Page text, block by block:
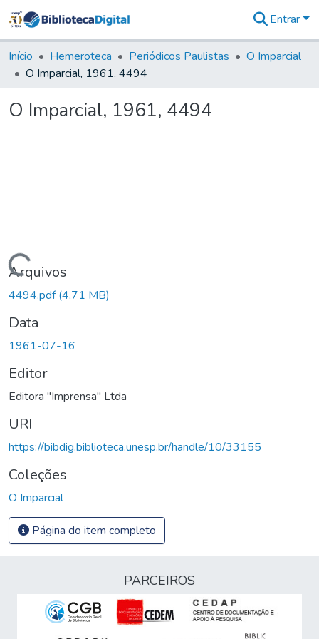
&
Coleções
Tudo na
Digital
Entrar
Início Hemeroteca Periódicos Paulistas
O Imparcial
O Imparcial, 1961, 4494
O Imparcial, 1961, 4494
Carregando...
Arquivos
4494.pdf(4,71 MB)
Data
1961-07-16
Editor
Editora "Imprensa" Ltda
URI
https://bibdig.biblioteca.unesp.br/handle/10/33155
Coleções
O Imparcial
Página do item completo
PARCEIROS